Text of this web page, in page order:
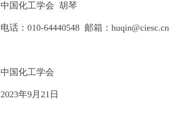
中国化工学会 胡琴
电话：010-64440548 邮箱：huqin@ciesc.cn
中国化工学会
2023年9月21日